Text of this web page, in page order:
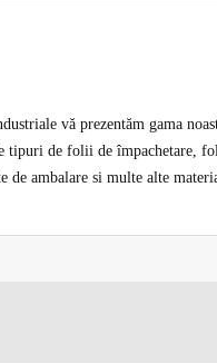
vă prezentăm gama
tipuri de folii de împachetare,
ambalare si multe alte